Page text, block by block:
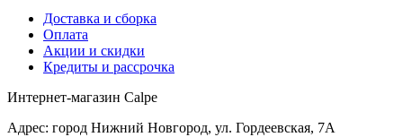
Доставка и сборка
Оплата
Акции и скидки
Кредиты и рассрочка
Интернет-магазин Calpe
Адрес: город Нижний Новгород, ул. Гордеевская, 7А